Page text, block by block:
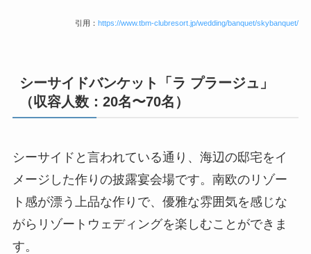
引用： https://www.tbm-clubresort.jp/wedding/banquet/skybanquet/
シーサイドバンケット「ラ プラージュ」
（収容人数：20名〜70名）
シーサイドと言われている通り、海辺の邸宅をイ
メージした作りの披露宴会場です。南欧のリゾー
ト感が漂う上品な作りで、優雅な雰囲気を感じな
がらリゾートウェディングを楽しむことができま
す。